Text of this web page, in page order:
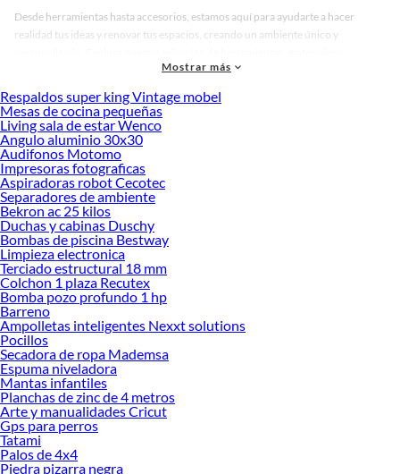
Desde herramientas hasta accesorios, estamos aquí para ayudarte a hacer
realidad tus ideas y renovar tus espacios, creando un ambiente único y
accesorios de calidad que te ayudarán a crear un espacio más tú.
Desde remodelaciones hasta proyectos de decoración, estamos aquí para hacer
tus ideas realidad. ¡Visítanos y encuentra todo lo que tenemos para ofrecerte en
Decohogar!
Explora la variedad de productos de Decohogar en Sodimac
Herramientas, materiales y accesorios de calidad para tus proyectos y
renovación de espacios. ¡Visítanos y descubre todo lo que tenemos para
ofrecerte!
Encuentra una amplia variedad de productos de Decohogar en Sodimac.
Encuentra todo lo necesario para tus proyectos de renovación y decoración.
¡Visítanos y haz tus ideas realidad!
Mostrar más
Respaldos super king Vintage mobel
Mesas de cocina pequeñas
Living sala de estar Wenco
Angulo aluminio 30x30
Audifonos Motomo
Impresoras fotograficas
Aspiradoras robot Cecotec
Separadores de ambiente
Bekron ac 25 kilos
Duchas y cabinas Duschy
Bombas de piscina Bestway
Limpieza electronica
Terciado estructural 18 mm
Colchon 1 plaza Recutex
Bomba pozo profundo 1 hp
Barreno
Ampolletas inteligentes Nexxt solutions
Pocillos
Secadora de ropa Mademsa
Espuma niveladora
Mantas infantiles
Planchas de zinc de 4 metros
Arte y manualidades Cricut
Gps para perros
Tatami
Palos de 4x4
Piedra pizarra negra